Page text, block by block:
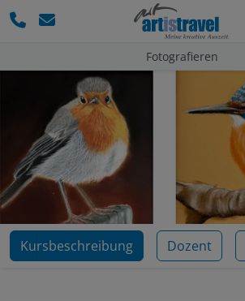
Fotografieren
Kursbeschreibung Dozent